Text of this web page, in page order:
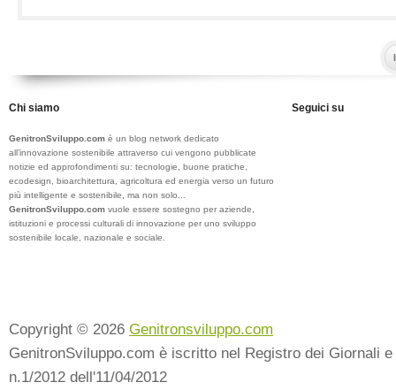
Chi siamo
GenitronSviluppo.com è un blog network dedicato
all’innovazione sostenibile attraverso cui vengono pubblicate
notizie ed approfondimenti su: tecnologie, buone pratiche,
ecodesign, bioarchitettura, agricoltura ed energia verso un futuro
più intelligente e sostenibile, ma non solo...
GenitronSviluppo.com vuole essere sostegno per aziende,
istituzioni e processi culturali di innovazione per uno sviluppo
sostenibile locale, nazionale e sociale.
Seguici su
Copyright © 2026 Genitronsviluppo.com
GenitronSviluppo.com è iscritto nel Registro dei Giornali
n.1/2012 dell'11/04/2012